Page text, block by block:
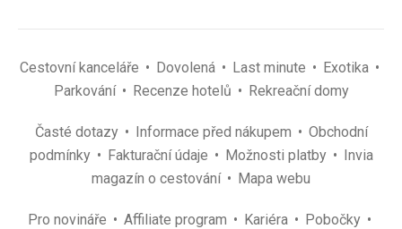
Cestovní kanceláře Dovolená Last minute
Exotika
Parkování
Recenze hotelů Rekreační domy
Časté dotazy Informace před nákupem
Obchodní
podmínky
Fakturační údaje Možnosti platby
Invia
magazín o cestování
Mapa webu
Pro novináře Affiliate program Kariéra
Pobočky